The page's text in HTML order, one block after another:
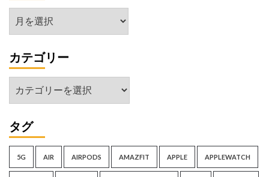
の
ア
ー
イ
ブ
カテゴリー
テ
リ
ー
タグ
5G AIR AIRPODS AMAZFIT APPLE APPLEWATCH